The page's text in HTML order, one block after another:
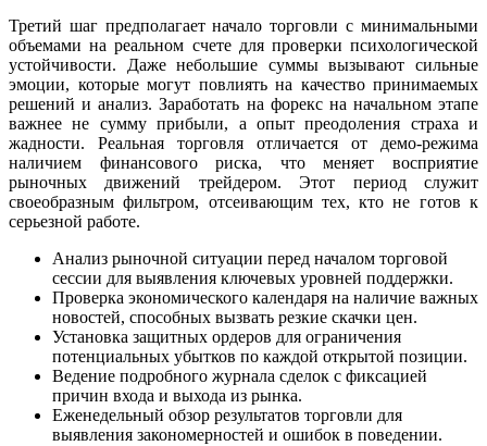
Третий шаг предполагает начало торговли с минимальными
объемами на реальном счете для проверки психологической
устойчивости. Даже небольшие суммы вызывают сильные
эмоции, которые могут повлиять на качество принимаемых
решений и анализ. Заработать на форекс на начальном этапе
важнее не сумму прибыли, а опыт преодоления страха и
жадности. Реальная торговля отличается от демо-режима
наличием финансового риска, что меняет восприятие
рыночных движений трейдером. Этот период служит
своеобразным фильтром, отсеивающим тех, кто не готов к
серьезной работе.
Анализ рыночной ситуации перед началом торговой
сессии для выявления ключевых уровней поддержки.
Проверка экономического календаря на наличие важных
новостей, способных вызвать резкие скачки цен.
Установка защитных ордеров для ограничения
потенциальных убытков по каждой открытой позиции.
Ведение подробного журнала сделок с фиксацией
причин входа и выхода из рынка.
Еженедельный обзор результатов торговли для
выявления закономерностей и ошибок в поведении.